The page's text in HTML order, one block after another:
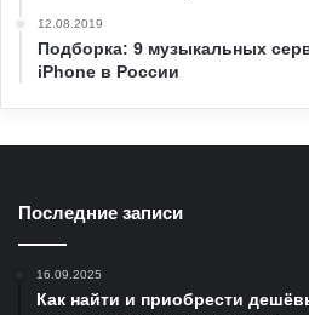
12.08.2019
Подборка: 9 музыкальных
iPhone в России
Последние записи
16.09.2025
Как найти и приобрести